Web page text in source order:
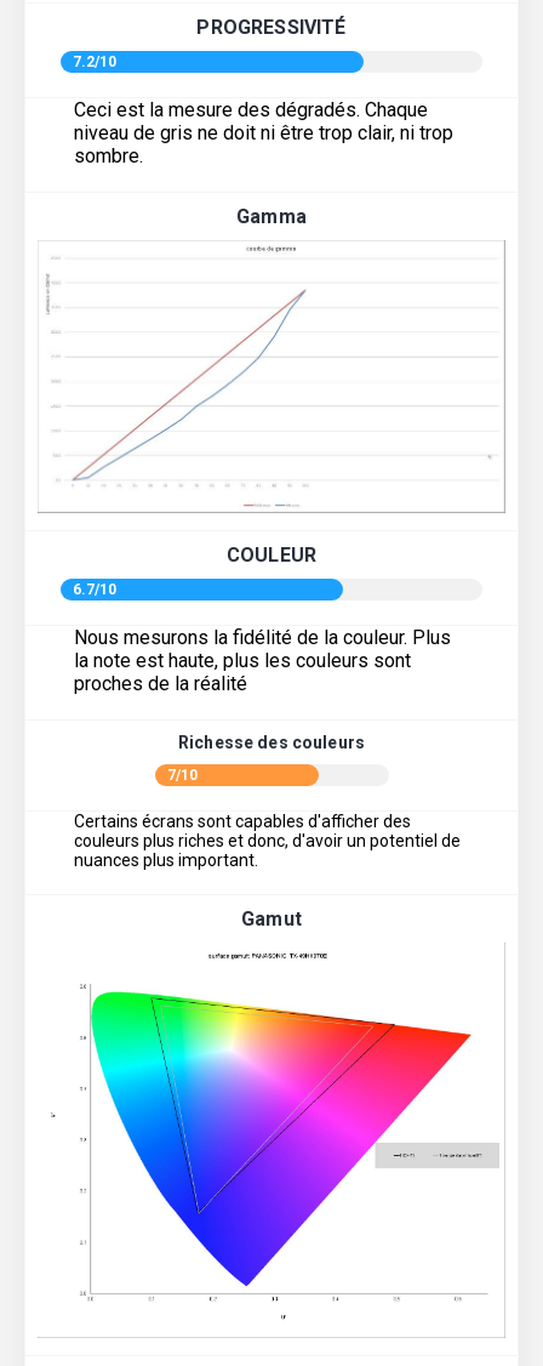
PROGRESSIVITÉ
7.2/10
Ceci est la mesure des dégradés. Chaque
niveau de gris ne doit ni être trop clair, ni trop
sombre.
Gamma
COULEUR
6.7/10
Nous mesurons la fidélité de la couleur. Plus
la note est haute, plus les couleurs sont
proches de la réalité
Richesse des couleurs
7/10
Certains écrans sont capables d'afficher des
couleurs plus riches et donc, d'avoir un potentiel de
nuances plus important.
Gamut